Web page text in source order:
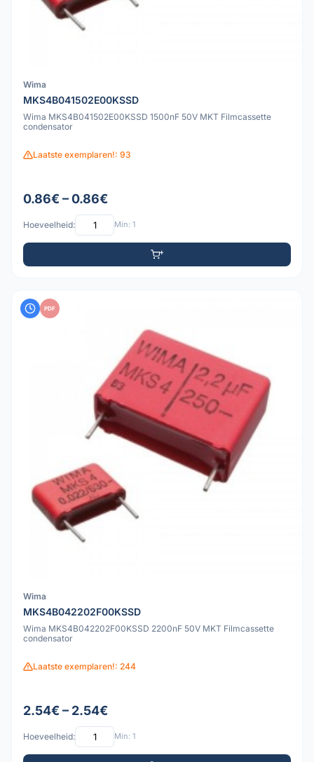
Wima
MKS4B041502E00KSSD
Wima MKS4B041502E00KSSD 1500nF 50V MKT Filmcassette
condensator
Laatste exemplaren!: 93
0.86€ – 0.86€
Hoeveelheid: Min: 1
PDF
Wima
MKS4B042202F00KSSD
Wima MKS4B042202F00KSSD 2200nF 50V MKT Filmcassette
condensator
Laatste exemplaren!: 244
2.54€ – 2.54€
Hoeveelheid: Min: 1